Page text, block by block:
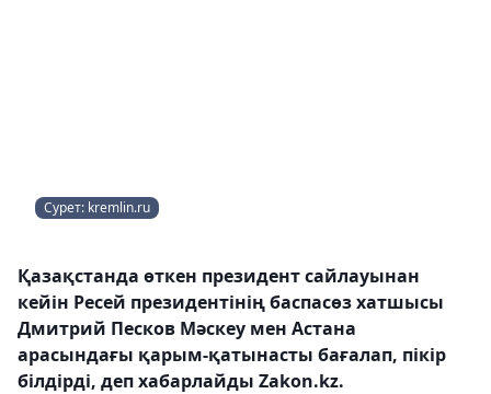
Сурет: kremlin.ru
Қазақстанда өткен президент сайлауынан
кейін Ресей президентінің баспасөз хатшысы
Дмитрий Песков Мәскеу мен Астана
арасындағы қарым-қатынасты бағалап, пікір
білдірді, деп хабарлайды Zakon.kz.